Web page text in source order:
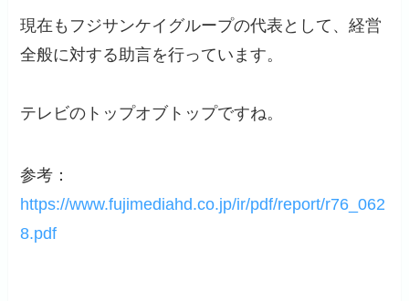
現在もフジサンケイグループの代表として、経営
全般に対する助言を行っています。
テレビのトップオブトップですね。
参考：
https://www.fujimediahd.co.jp/ir/pdf/report/r76_062
8.pdf